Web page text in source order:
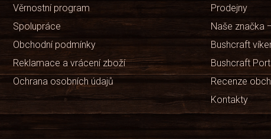
Věrnostní program
Spolupráce
Obchodní podmínky
Reklamace a vrácení zboží
Ochrana osobních údajů
Prodejny
Naše značka
Bushcraft
Bushcraft
Recenze
Kontakty